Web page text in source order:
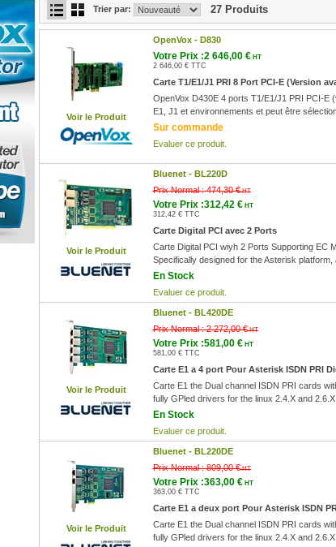
Trier par: 27 Produits
Voir le Produit
OpenVox - D830
Votre Prix :2 646,00 €HT
2 646,00 € TTC
Carte T1/E1/J1 PRI 8 Port PCI-E (Version
OpenVox D430E 4 ports T1/E1/J1 PRI PCI-E
E1, J1 et environnements et peut être
Sur commande
Evaluer ce produit.
Voir le Produit
Bluenet - BL220D
Prix Normal :474,30 €HT
Votre Prix :312,42 €HT
312,42 € TTC
Carte Digital PCI avec 2 Ports
Carte Digital PCI wiyh 2 Ports Supporting EC
Specifically designed for the Asterisk
En Stock
Evaluer ce produit.
Voir le Produit
Bluenet - BL420DE
Prix Normal :2 272,00 €HT
Votre Prix :581,00 €HT
581,00 € TTC
Carte E1 a 4 port Pour Asterisk ISDN PRI
Carte E1 the Dual channel ISDN PRI cards
fully GPled drivers for the linux 2.4.X and
En Stock
Evaluer ce produit.
Voir le Produit
Bluenet - BL220DE
Prix Normal :809,00 €HT
Votre Prix :363,00 €HT
363,00 € TTC
Carte E1 a deux port Pour Asterisk ISDN
Carte E1 the Dual channel ISDN PRI cards
fully GPled drivers for the linux 2.4.X and